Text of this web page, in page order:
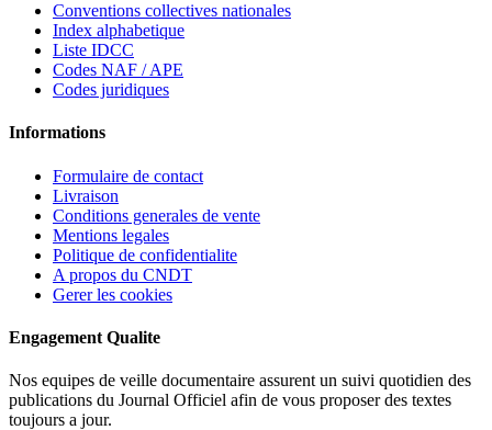
Conventions collectives nationales
Index alphabetique
Liste IDCC
Codes NAF / APE
Codes juridiques
Informations
Formulaire de contact
Livraison
Conditions generales de vente
Mentions legales
Politique de confidentialite
A propos du CNDT
Gerer les cookies
Engagement Qualite
Nos equipes de veille documentaire assurent un suivi quotidien des
publications du Journal Officiel afin de vous proposer des textes
toujours a jour.